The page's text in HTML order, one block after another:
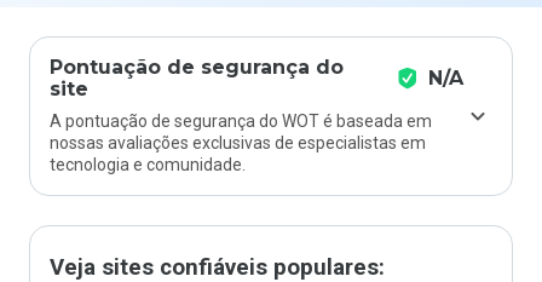
Pontuação de segurança do
site
N/A
A pontuação de segurança do WOT é baseada em
nossas avaliações exclusivas de especialistas em
tecnologia e comunidade.
Veja sites confiáveis populares: